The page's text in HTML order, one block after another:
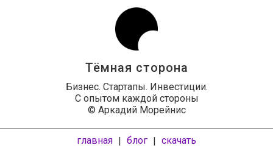
Тёмная сторона
Бизнес. Стартапы. Инвестиции.
С опытом каждой стороны
© Аркадий Морейнис
главная | блог | скачать